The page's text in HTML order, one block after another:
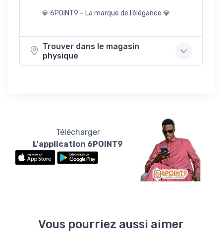
💎 6POINT9 – La marque de l’élégance 💎
Trouver dans le magasin
physique
Télécharger
L'application 6POINT9
Vous pourriez aussi aimer